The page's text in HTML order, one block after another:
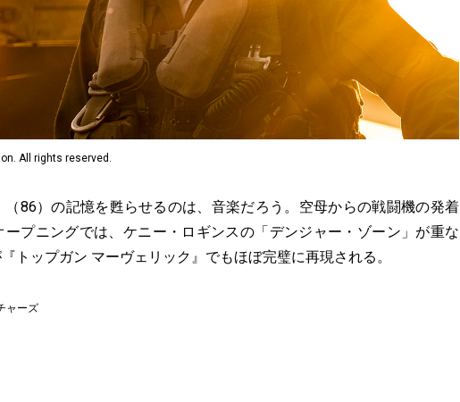
All rights reserved.
86）の記憶を甦らせるのは、音楽だろう。空母からの戦闘機の発着
プニングでは、ケニー・ロギンスの「デンジャー・ゾーン」が重な
トップガン マーヴェリック』でもほぼ完璧に再現される。
ャーズ